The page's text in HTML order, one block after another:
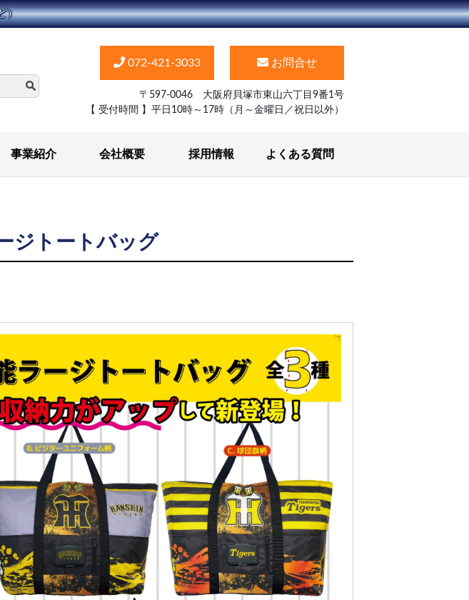
）
072-421-3033 お問合せ
〒597-0046 大阪府貝塚市東山六丁目9番1号
【 受付時間 】平日10時～17時（月～金曜日／祝日以外）
事業紹介 会社概要 採用情報 よくある質問
ジトートバッグ